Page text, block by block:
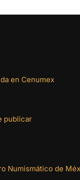
en Cenumex
publicar
Numismático de